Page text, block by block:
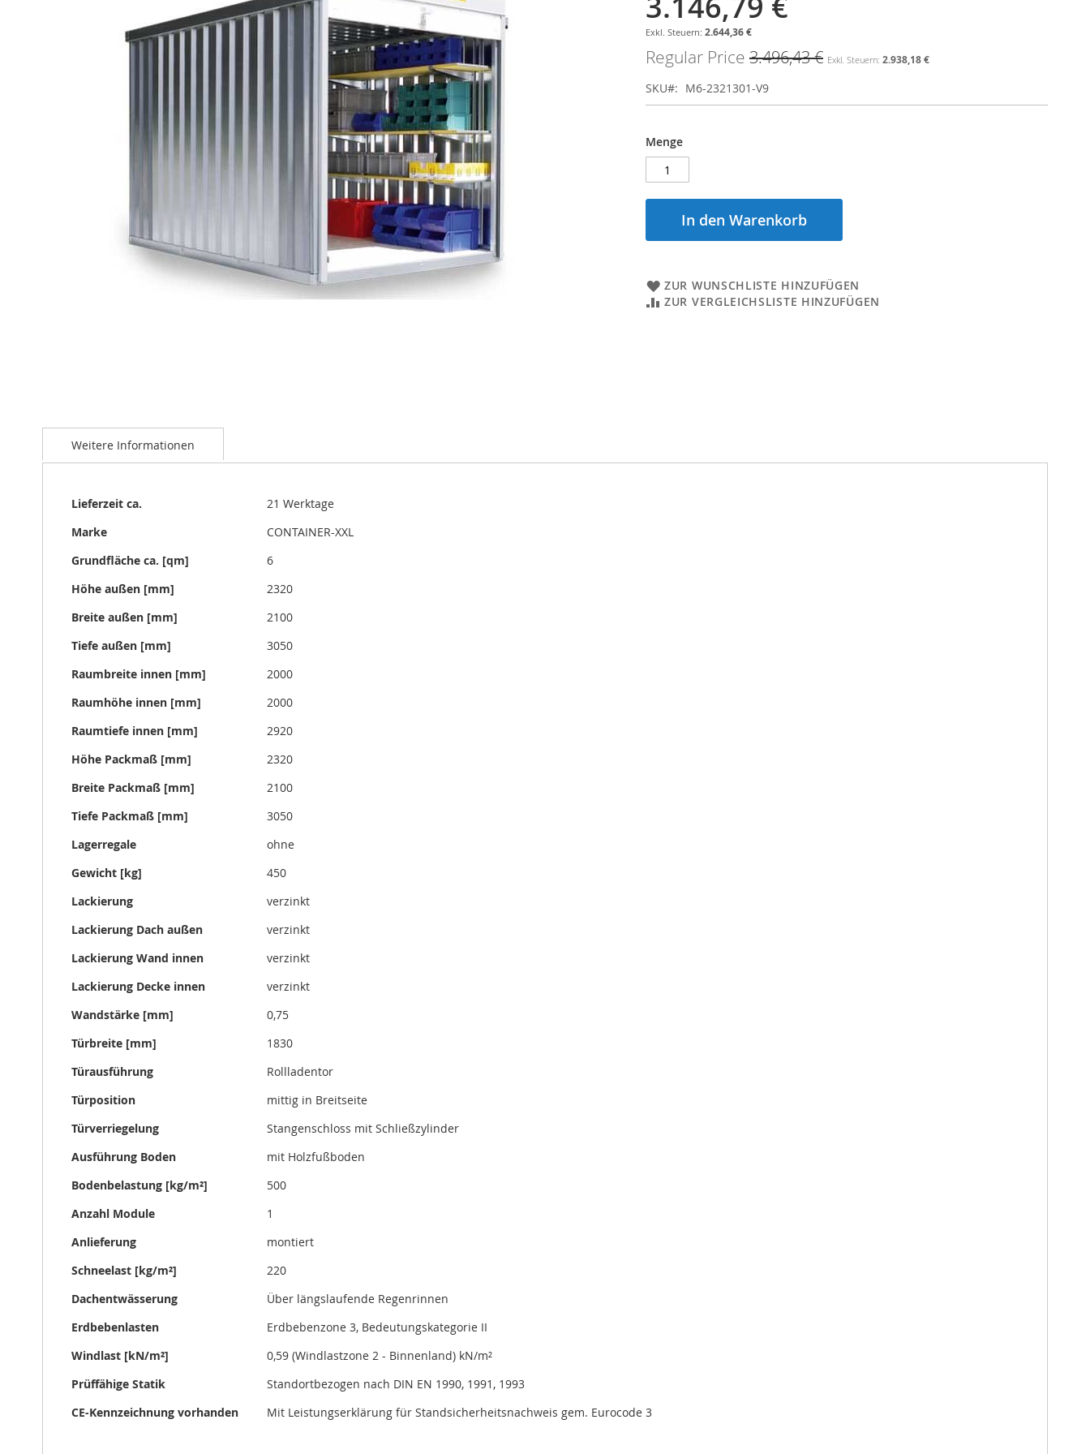
Anfang
Bildgalerie
Price
2.644,36 €
Regular Price 3.496,43 € 2.938,18 €
SKU M6-2321301-V9
Menge
In den Warenkorb
ZUR WUNSCHLISTE HINZUFÜGEN
ZUR VERGLEICHSLISTE HINZUFÜGEN
Weitere Informationen
Weitere
Lieferzeit ca.
21 Werktage
Marke
CONTAINER-XXL
Grundfläche ca. [qm]
6
Höhe außen [mm]
2320
Breite außen [mm]
2100
Tiefe außen [mm]
3050
Raumbreite innen [mm]
2000
Raumhöhe innen [mm]
2000
Raumtiefe innen [mm]
2920
Höhe Packmaß [mm]
2320
Breite Packmaß [mm]
2100
Tiefe Packmaß [mm]
3050
Lagerregale
ohne
Gewicht [kg]
450
Lackierung
verzinkt
Lackierung Dach außen
verzinkt
Lackierung Wand innen
verzinkt
Lackierung Decke innen
verzinkt
Wandstärke [mm]
0,75
Türbreite [mm]
1830
Türausführung
Rollladentor
Türposition
mittig in Breitseite
Türverriegelung
Stangenschloss mit Schließzylinder
Ausführung Boden
mit Holzfußboden
Bodenbelastung [kg/m²]
500
Anzahl Module
1
Anlieferung
montiert
Schneelast [kg/m²]
220
Dachentwässerung
Über längslaufende Regenrinnen
Erdbebenlasten
Erdbebenzone 3, Bedeutungskategorie II
Windlast [kN/m²]
0,59 (Windlastzone 2 - Binnenland) kN/m²
Prüffähige Statik
Standortbezogen nach DIN EN 1990, 1991, 1993
CE-Kennzeichnung vorhanden
Mit Leistungserklärung für Standsicherheitsnachweis gem. Eurocode 3